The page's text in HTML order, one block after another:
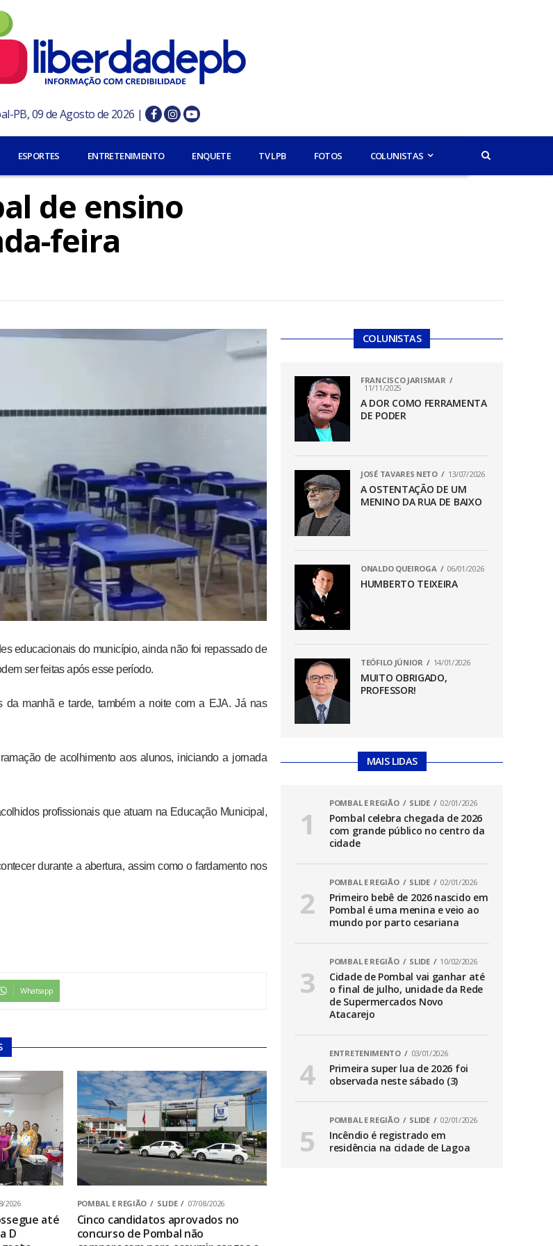
PB, 09 de Agosto de 2026 |
ESPORTES ENTRETENIMENTO ENQUETE TV LPB FOTOS COLUNISTAS
de ensino
feira
educacionais do município, ainda não foi repassado de
ser feitas após esse período.
da manhã e tarde, também a noite com a EJA. Já nas
de acolhimento aos alunos, iniciando a jornada
profissionais que atuam na Educação Municipal,
durante a abertura, assim como o fardamento nos
Whatsapp
2026
até
D
POMBAL E REGIÃO SLIDE 07/08/2026
Cinco candidatos aprovados no
concurso de Pombal não
COLUNISTAS
FRANCISCO JARISMAR
11/11/2025
A DOR COMO FERRAMENTA
DE PODER
JOSÉ TAVARES NETO 13/07/2026
A OSTENTAÇÃO DE UM
MENINO DA RUA DE BAIXO
ONALDO QUEIROGA 06/01/2026
HUMBERTO TEIXEIRA
TEÓFILO JÚNIOR 14/01/2026
MUITO OBRIGADO,
PROFESSOR!
MAIS LIDAS
POMBAL E REGIÃO SLIDE 02/01/2026
Pombal celebra chegada de 2026
com grande público no centro da
cidade
POMBAL E REGIÃO SLIDE 02/01/2026
Primeiro bebê de 2026 nascido em
Pombal é uma menina e veio ao
mundo por parto cesariana
POMBAL E REGIÃO SLIDE 10/02/2026
Cidade de Pombal vai ganhar até
o final de julho, unidade da Rede
de Supermercados Novo
Atacarejo
ENTRETENIMENTO 03/01/2026
Primeira super lua de 2026 foi
observada neste sábado (3)
POMBAL E REGIÃO SLIDE 02/01/2026
Incêndio é registrado em
residência na cidade de Lagoa